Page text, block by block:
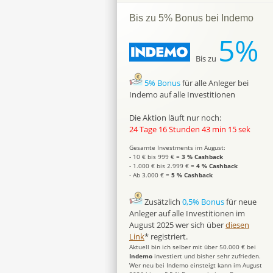
Bis zu 5% Bonus bei Indemo
Bis zu 5%
5% Bonusfür alle Anleger bei
Indemo auf alle Investitionen
Die Aktion läuft nur noch:
24 Tage 16 Stunden 43 min 14 sek
Gesamte Investments im August:
- 10 € bis 999 € = 3 % Cashback
- 1.000 € bis 2.999 € = 4 % Cashback
- Ab 3.000 € = 5 % Cashback
Zusätzlich 0,5% Bonusfür neue
Anleger auf alle Investitionen im
August 2025 wer sich überdiesen
Link* registriert.
Aktuell bin ich selber mit über 50.000 € bei
Indemo investiert und bisher sehr zufrieden.
Wer neu bei Indemo einsteigt kann im August